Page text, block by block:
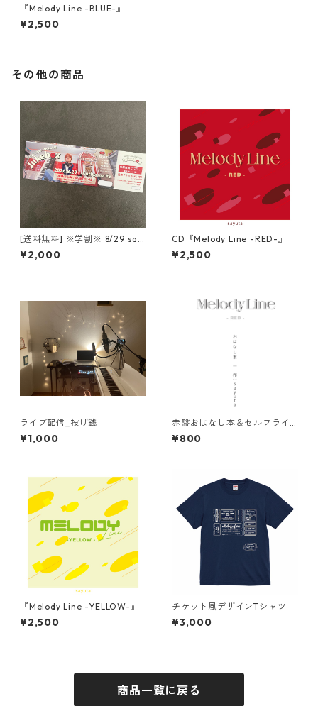
『Melody Line -BLUE-』
¥2,500
その他の商品
[送料無料] ※学割※ 8/29 say
uta ONE-MAN LIVE 『 Jukeb
ox 』
¥2,000
CD『Melody Line -RED-』
¥2,500
ライブ配信_投げ銭
¥1,000
赤盤おはなし本＆セルフライ
ナーノーツ
¥800
『Melody Line -YELLOW-』
¥2,500
チケット風デザインTシャツ
¥3,000
商品一覧に戻る